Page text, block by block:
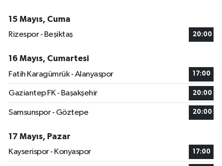
15 Mayıs, Cuma
Rizespor - Beşiktaş
20:00
16 Mayıs, Cumartesi
Fatih Karagümrük - Alanyaspor
17:00
Gaziantep FK - Başakşehir 20:00
Samsunspor - Göztepe 20:00
17 Mayıs, Pazar
Kayserispor - Konyaspor
17:00